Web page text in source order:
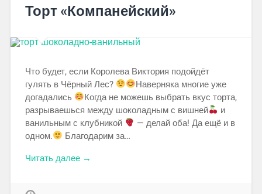
Торт «Компанейский»
Что будет, если Королева Виктория подойдёт
гулять в Чёрный Лес?
Наверняка многие уже
догадались
Когда не можешь выбрать вкус торта,
разрываешься между шоколадным с вишней
и
ванильным с клубникой
— делай оба! Да ещё и в
одном.
Благодарим за…
Читать далее →